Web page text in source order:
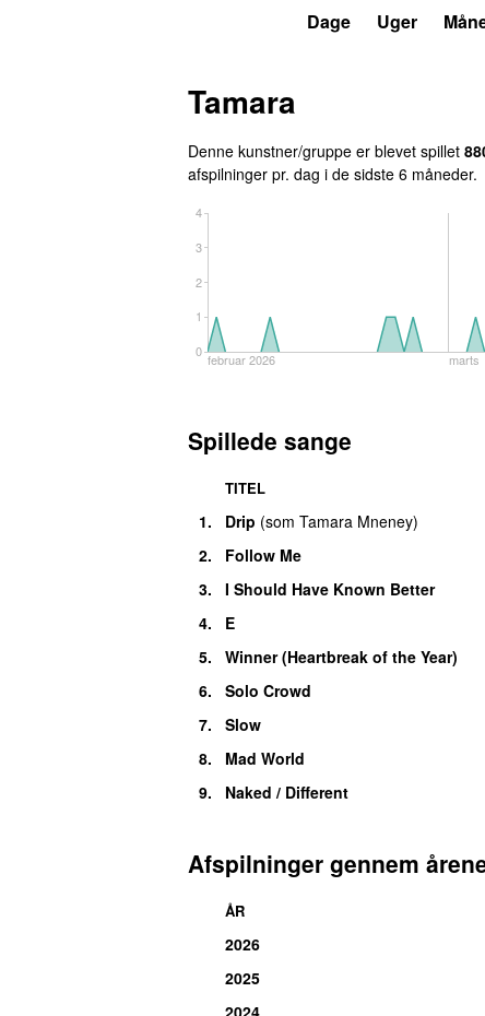
Dage Uger
Tamara
Denne kunstner/gruppe er blevet spillet
afspilninger pr. dag i de sidste 6 måneder.
februar 2026 marts
0
1
2
3
4
Spillede sange
TITEL
1. Drip (som Tamara Mneney)
2.
Follow Me
3.
I Should Have Known Better
4.
E
5.
Winner (Heartbreak of the Year)
6.
Solo Crowd
7.
Slow
8.
Mad World
9.
Naked / Different
Afspilninger gennem
ÅR
2026
2025
2024